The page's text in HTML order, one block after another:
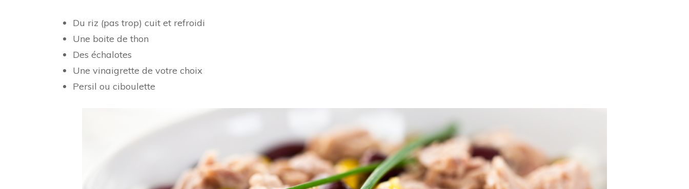
Du riz (pas trop) cuit et refroidi
Une boite de thon
Des échalotes
Une vinaigrette de votre choix
Persil ou ciboulette